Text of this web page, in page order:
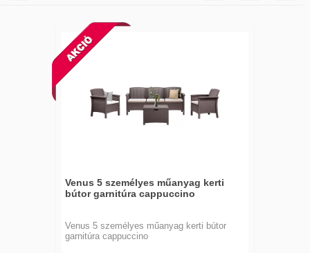
Venus 5 személyes műanyag kerti
bútor garnitúra cappuccino
Venus 5 személyes műanyag kerti bútor
garnitúra cappuccino